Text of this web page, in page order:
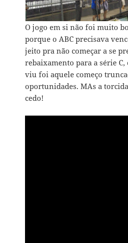
O jogo em si não foi muito
porque o ABC precisava
jeito pra não começar a se
rebaixamento para a série C,
viu foi aquele começo
oportunidades. MAs a
cedo!